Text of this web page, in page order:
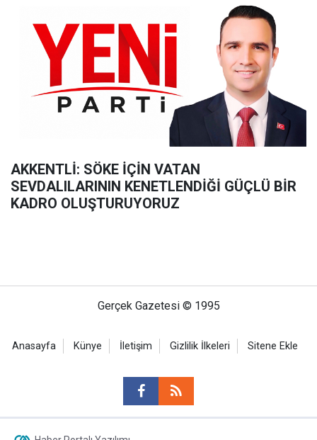
AKKENTLİ: SÖKE İÇİN VATAN
SEVDALILARININ KENETLENDİĞİ GÜÇLÜ BİR
KADRO OLUŞTURUYORUZ
Gerçek Gazetesi © 1995
Anasayfa Künye İletişim Gizlilik İlkeleri Sitene Ekle